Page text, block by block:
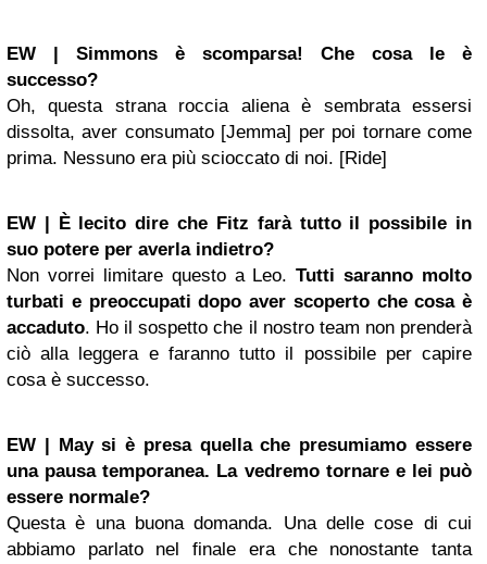
EW | Simmons è scomparsa! Che cosa le è
successo?
Oh, questa strana roccia aliena è sembrata essersi
dissolta, aver consumato [Jemma] per poi tornare come
prima. Nessuno era più scioccato di noi. [Ride]
EW | È lecito dire che Fitz farà tutto il possibile in
suo potere per averla indietro?
Non vorrei limitare questo a Leo.Tutti saranno molto
turbati e preoccupati dopo aver scoperto che cosa è
accaduto. Ho il sospetto che il nostro team non prenderà
ciò alla leggera e faranno tutto il possibile per capire
cosa è successo.
EW | May si è presa quella che presumiamo essere
una pausa temporanea. La vedremo tornare e lei può
essere normale?
Questa è una buona domanda. Una delle cose di cui
abbiamo parlato nel finale era che nonostante tanta